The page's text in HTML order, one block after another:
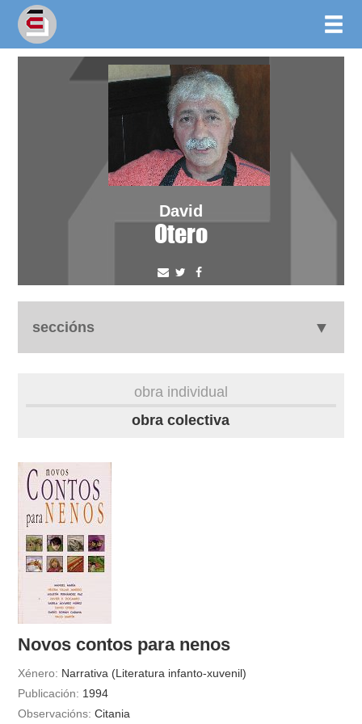
David
Otero
seccións
videoteca
materiais didácticos
outros docs
obra individual
obra colectiva
Novos contos para nenos
Xénero: Narrativa (Literatura infanto-xuvenil)
Publicación: 1994
Observacións: Citania